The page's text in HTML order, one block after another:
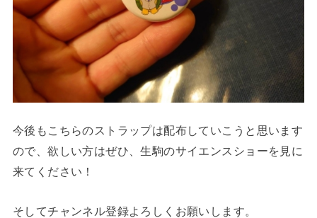
今後もこちらのストラップは配布していこうと思います
ので、欲しい方はぜひ、生駒のサイエンスショーを見に
来てください！
そしてチャンネル登録よろしくお願いします。